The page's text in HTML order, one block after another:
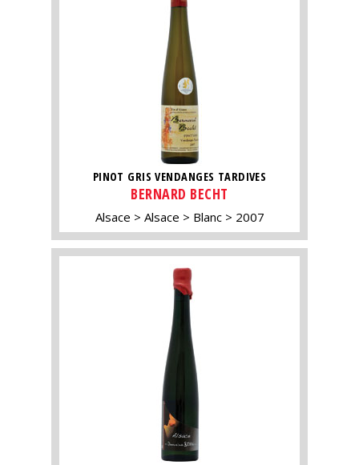
PINOT GRIS VENDANGES TARDIVES
BERNARD BECHT
Alsace Alsace Blanc 2007